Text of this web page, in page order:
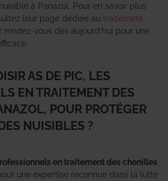
à Panazol. Pour en savoir plus
leur page dédiée au traitement
rendez-vous dès aujourd’hui pour une
AS DE PIC, LES
EN TRAITEMENT DES
POUR PROTÉGER
NUISIBLES ?
en traitement des chenilles
une expertise reconnue dans la lutte